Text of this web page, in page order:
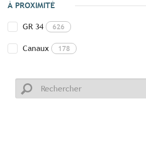
À PROXIMITÉ
GR 34 626
Canaux 178